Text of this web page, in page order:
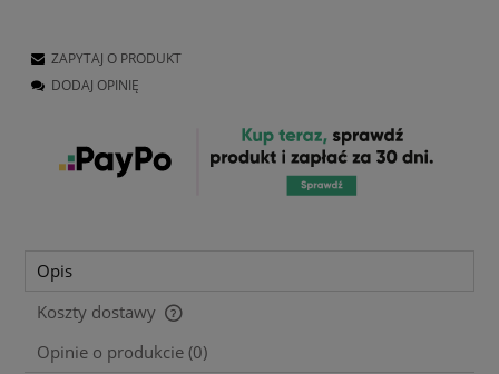
ZAPYTAJ O PRODUKT
DODAJ OPINIĘ
Opis
Koszty dostawy
Cena nie zawiera ewentualnych kosztów płatności
Opinie o produkcie (0)